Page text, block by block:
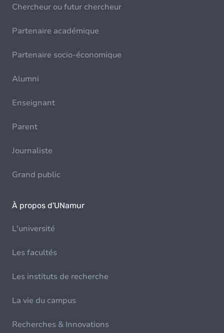
Chercheur ou futur chercheur
Partenaire académique
Partenaire socio-économique
Alumni
Enseignant
Parent
Journaliste
Grand public
À propos d'UNamur
L'université
Les facultés
Les instituts de recherche
La vie du campus
Recherches & Innovations